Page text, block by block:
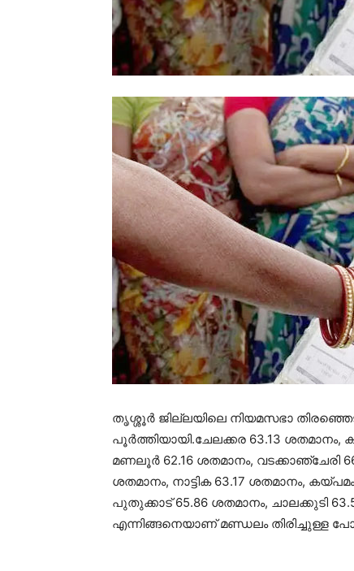
തൃശ്ശൂര്‍ ജില്ലയിലെ നിയമസഭാ
പൂർത്തിയായി.ചേലക്കര 63.13
മണലൂർ 62.16 ശതമാനം, വടക്കാഞ്ചേരി
ശതമാനം, നാട്ടിക 63.17 ശതമാനം,
പുതുക്കാട് 65.86 ശതമാനം, ചാലക്കുടി
എന്നിങ്ങനെയാണ് മണ്ഡലം തിരിച്ചുള്ള